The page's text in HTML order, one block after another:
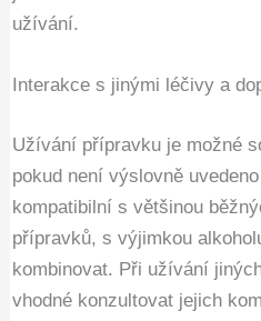
užívání.
Interakce s jinými léčivy a
Užívání přípravku je možné
pokud není výslovně
kompatibilní s většinou
přípravků, s výjimkou
kombinovat. Při užívání
vhodné konzultovat jejich